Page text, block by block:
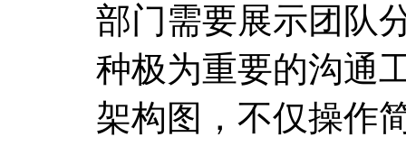
部门需要展示团队
种极为重要的沟通
架构图，不仅操作